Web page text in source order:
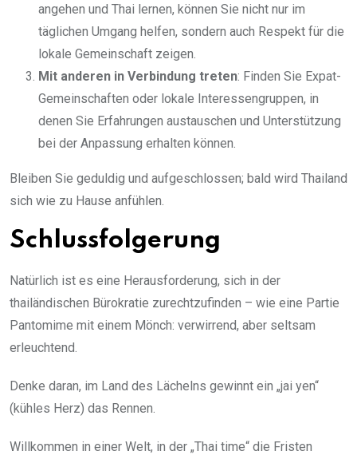
angehen und Thai lernen, können Sie nicht nur im
täglichen Umgang helfen, sondern auch Respekt für die
lokale Gemeinschaft zeigen.
Mit anderen in Verbindung treten: Finden Sie Expat-
Gemeinschaften oder lokale Interessengruppen, in
denen Sie Erfahrungen austauschen und Unterstützung
bei der Anpassung erhalten können.
Bleiben Sie geduldig und aufgeschlossen; bald wird Thailand
sich wie zu Hause anfühlen.
Schlussfolgerung
Natürlich ist es eine Herausforderung, sich in der
thailändischen Bürokratie zurechtzufinden – wie eine Partie
Pantomime mit einem Mönch: verwirrend, aber seltsam
erleuchtend.
Denke daran, im Land des Lächelns gewinnt ein „jai yen“
(kühles Herz) das Rennen.
Willkommen in einer Welt, in der „Thai time“ die Fristen